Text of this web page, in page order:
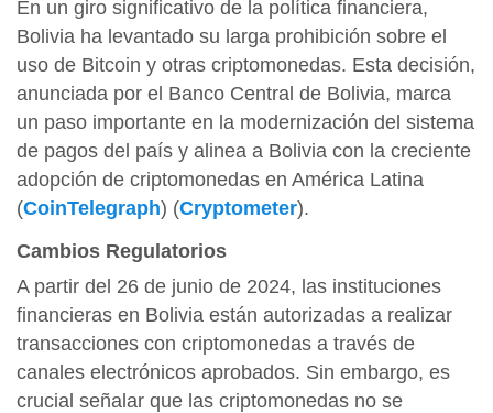
En un giro significativo de la política financiera,
Bolivia ha levantado su larga prohibición sobre el
uso de Bitcoin y otras criptomonedas. Esta decisión,
anunciada por el Banco Central de Bolivia, marca
un paso importante en la modernización del sistema
de pagos del país y alinea a Bolivia con la creciente
adopción de criptomonedas en América Latina​
(CoinTelegraph) (Cryptometer)​.
Cambios Regulatorios
A partir del 26 de junio de 2024, las instituciones
financieras en Bolivia están autorizadas a realizar
transacciones con criptomonedas a través de
canales electrónicos aprobados. Sin embargo, es
crucial señalar que las criptomonedas no se